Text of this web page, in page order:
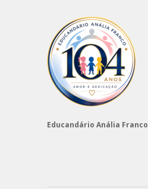
Educandário Anália Franco